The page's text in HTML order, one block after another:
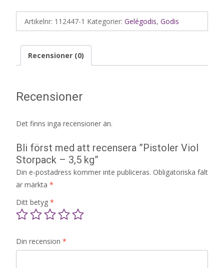
Artikelnr: 112447-1 Kategorier: Gelégodis, Godis
Recensioner (0)
Recensioner
Det finns inga recensioner än.
Bli först med att recensera ”Pistoler Viol
Storpack – 3,5 kg”
Din e-postadress kommer inte publiceras. Obligatoriska fält
är märkta *
Ditt betyg *
Din recension *